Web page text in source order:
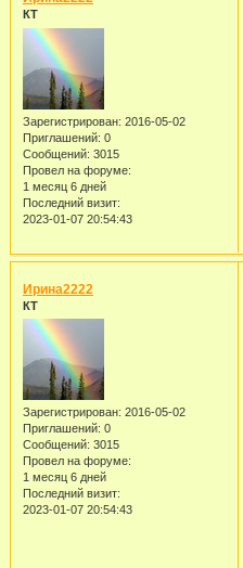
КТ
Зарегистрирован: 2016-05-02
Приглашений: 0
Сообщений: 3015
Провел на форуме:
1 месяц 6 дней
Последний визит:
2023-01-07 20:54:43
Ирина2222
КТ
Зарегистрирован: 2016-05-02
Приглашений: 0
Сообщений: 3015
Провел на форуме:
1 месяц 6 дней
Последний визит:
2023-01-07 20:54:43